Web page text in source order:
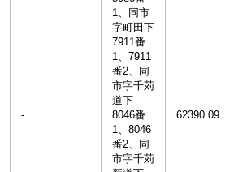
-
1、同市
字町田下
7911番
1、7911
番2、同
市字千苅
道下
8046番
1、8046
番2、同
市字千苅
62390.09